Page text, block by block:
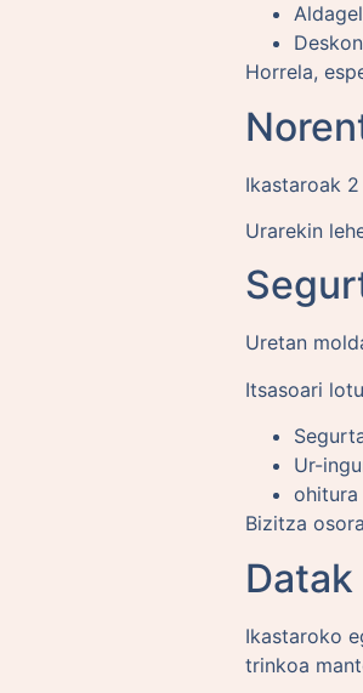
Horrela,
Ikastaroak
Urarekin
Uretan
Itsasoari
Ur-
ohitura
Bizitza
Ikastaroko
trinkoa